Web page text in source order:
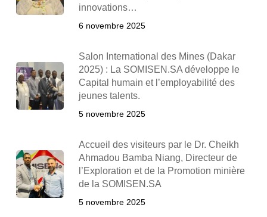
innovations…
6 novembre 2025
Salon International des Mines (Dakar
2025) : La SOMISEN.SA développe le
Capital humain et l’employabilité des
jeunes talents.
5 novembre 2025
Accueil des visiteurs par le Dr. Cheikh
Ahmadou Bamba Niang, Directeur de
l’Exploration et de la Promotion minière
de la SOMISEN.SA
5 novembre 2025